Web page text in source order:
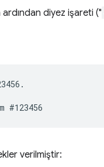
ardından diyez işareti ("
verilmiştir: